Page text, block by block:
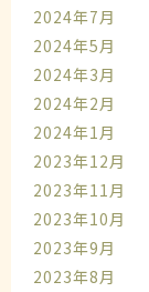
2024年7月
2024年5月
2024年3月
2024年2月
2024年1月
2023年12月
2023年11月
2023年10月
2023年9月
2023年8月